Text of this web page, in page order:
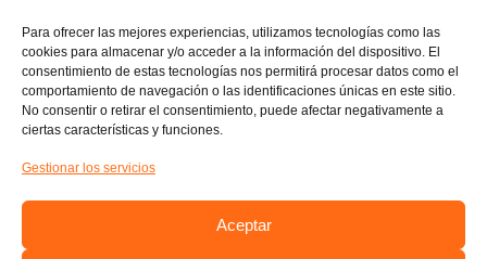
Para ofrecer las mejores experiencias, utilizamos tecnologías como las
cookies para almacenar y/o acceder a la información del dispositivo. El
consentimiento de estas tecnologías nos permitirá procesar datos como el
comportamiento de navegación o las identificaciones únicas en este sitio.
No consentir o retirar el consentimiento, puede afectar negativamente a
ciertas características y funciones.
Gestionar los servicios
Aceptar
EL BOVALAR, Carrer de la Senyera, 70, 46970 Alaquàs,
Valéncia
Atención al Cliente: 961986043
RESERVAS EXCURSIONES: 621 20 94 84